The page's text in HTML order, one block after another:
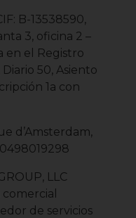
B-13538590,
3, oficina 2 –
en el Registro
50, Asiento
1a con
d’Amsterdam,
LLC
de servicios